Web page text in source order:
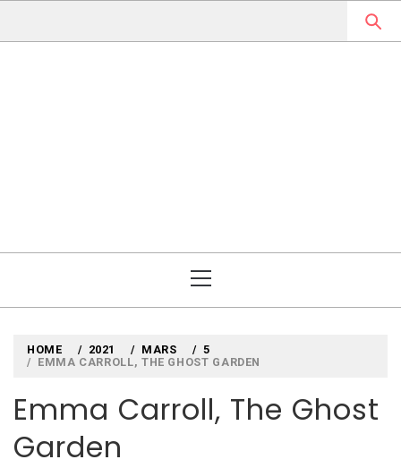
Menu
HOME 2021 MARS
5
EMMA CARROLL, THE GHOST GARDEN
Emma Carroll, The Ghost
Garden